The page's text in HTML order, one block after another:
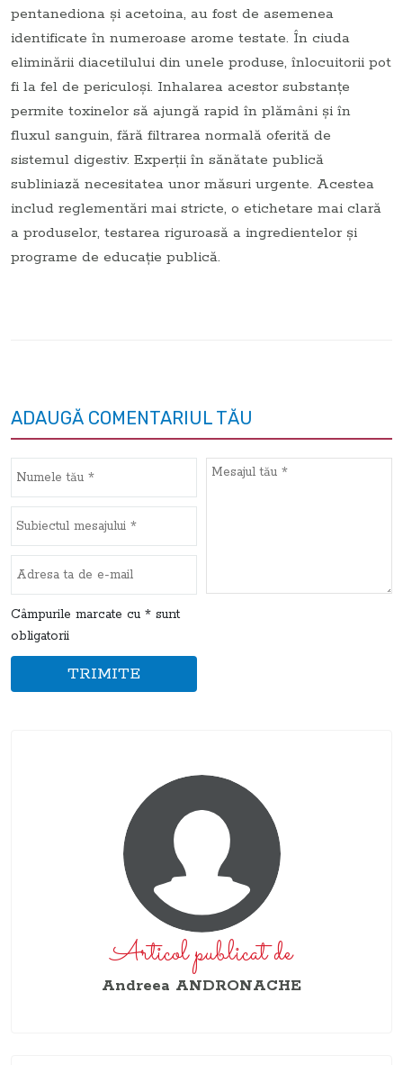
pentanediona și acetoina, au fost de asemenea
identificate în numeroase arome testate. În ciuda
eliminării diacetilului din unele produse, înlocuitorii pot
fi la fel de periculoși. Inhalarea acestor substanțe
permite toxinelor să ajungă rapid în plămâni și în
fluxul sanguin, fără filtrarea normală oferită de
sistemul digestiv. Experții în sănătate publică
subliniază necesitatea unor măsuri urgente. Acestea
includ reglementări mai stricte, o etichetare mai clară
a produselor, testarea riguroasă a ingredientelor și
programe de educație publică.
ADAUGĂ COMENTARIUL TĂU
Câmpurile marcate cu * sunt
obligatorii
TRIMITE
Articol publicat de
Andreea ANDRONACHE